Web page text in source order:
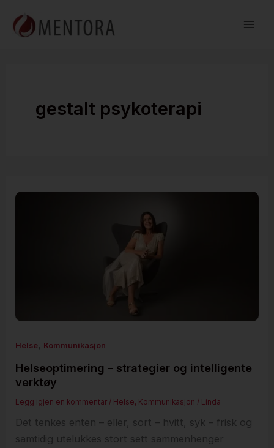
rett
gestalt psykoterapi
Helse, Kommunikasjon
Helseoptimering – strategier og intelligente
verktøy
Legg igjen en kommentar / Helse, Kommunikasjon / Linda
Det tenkes enten – eller, sort – hvitt, syk – frisk og
samtidig utelukkes stort sett sammenhenger